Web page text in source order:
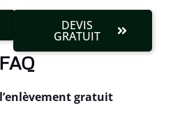
DEVIS
GRATUIT
FAQ
gratuit